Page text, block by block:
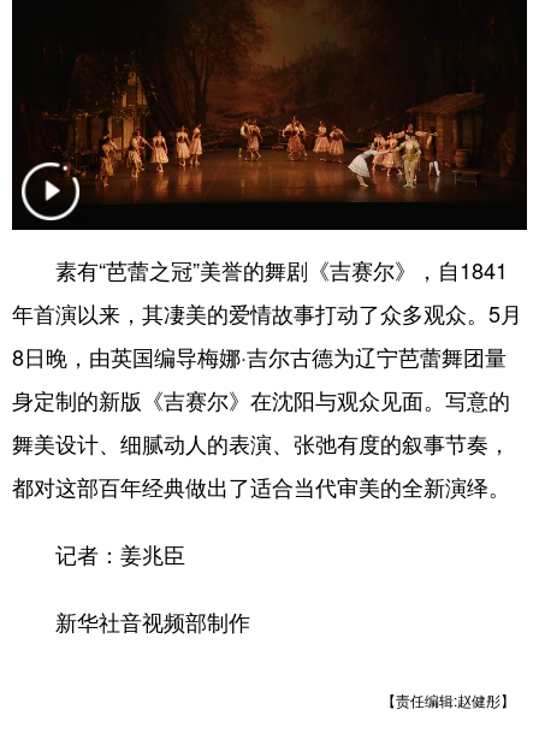
地方频道
北京 天津 河北 山西
辽宁 吉林 上海 江苏
浙江 安徽 福建 江西
山东 河南 湖北 湖南
四川 贵州 云南
陕西 甘肃 青海 宁夏
新疆 内蒙古 黑龙江
English Español
素有“芭蕾之冠”美誉的舞剧《吉赛尔》，自1841
年首演以来，其凄美的爱情故事打动了众多观众。5月
8日晚，由英国编导梅娜·吉尔古德为辽宁芭蕾舞团量
身定制的新版《吉赛尔》在沈阳与观众见面。写意的
舞美设计、细腻动人的表演、张弛有度的叙事节奏，
都对这部百年经典做出了适合当代审美的全新演绎。
记者：姜兆臣
新华社音视频部制作
【责任编辑:赵健彤】